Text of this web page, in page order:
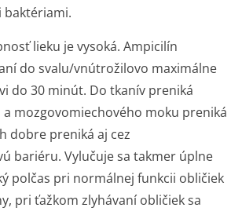
baktériami.
lieku je vysoká. Ampicilín
do svalu/vnútrožilovo maximálne
do 30 minút. Do tkanív preniká
mozgovomiechového moku preniká
dobre preniká aj cez
bariéru. Vylučuje sa takmer úplne
polčas pri normálnej funkcii obličiek
pri ťažkom zlyhávaní obličiek sa